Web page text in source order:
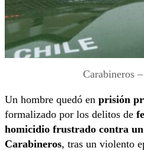
Carabineros
Un hombre quedó en prisión
formalizado por los delitos de
homicidio frustrado contra
Carabineros, tras un violento